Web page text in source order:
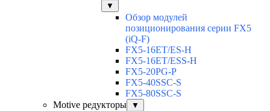
▼
Обзор модулей
позиционирования серии FX5
(iQ-F)
FX5-16ET/ES-H
FX5-16ET/ESS-H
FX5-20PG-P
FX5-40SSC-S
FX5-80SSC-S
Motive редукторы
▼